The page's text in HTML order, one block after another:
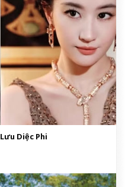
Diệc Phi